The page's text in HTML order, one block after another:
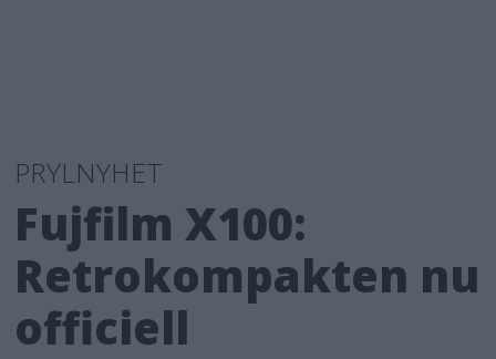
PRYLNYHET
Fujfilm X100:
Retrokompakten nu
officiell